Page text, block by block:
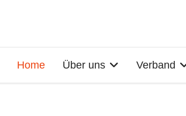
Home Über uns Verband